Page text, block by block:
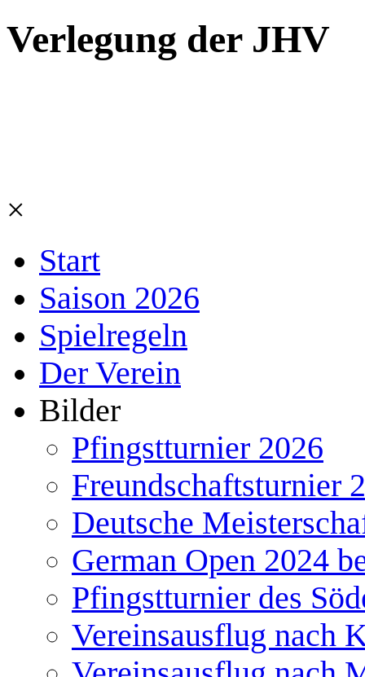
Verlegung der JHV
×
Start
Saison 2026
Spielregeln
Der Verein
Bilder
Pfingstturnier 2026
Freundschaftsturnier
Deutsche
German Open 2024
Pfingstturnier des
Vereinsausflug nach